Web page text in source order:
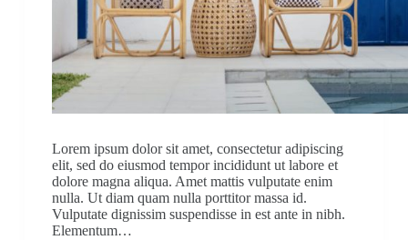
Lorem ipsum dolor sit amet, consectetur adipiscing
elit, sed do eiusmod tempor incididunt ut labore et
dolore magna aliqua. Amet mattis vulputate enim
nulla. Ut diam quam nulla porttitor massa id.
Vulputate dignissim suspendisse in est ante in nibh.
Elementum…